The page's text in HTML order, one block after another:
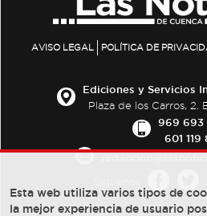
AVISO LEGAL POLÍTICA DE
Ediciones y Servicios
Plaza de los Carros, 2.
969 693
601 119
Esta web utiliza varios tipos de
la mejor experiencia de usuario